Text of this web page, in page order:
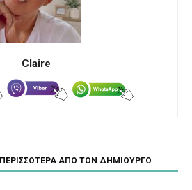
Claire
ΠΕΡΙΣΣΟΤΕΡΑ ΑΠΟ ΤΟΝ ΔΗΜΙΟΥΡΓΟ